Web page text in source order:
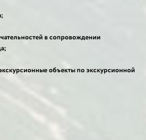
в сопровождении
объекты по экскурсионной